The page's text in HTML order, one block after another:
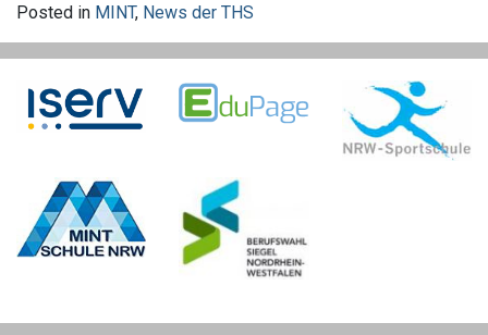
Posted in MINT, News der THS